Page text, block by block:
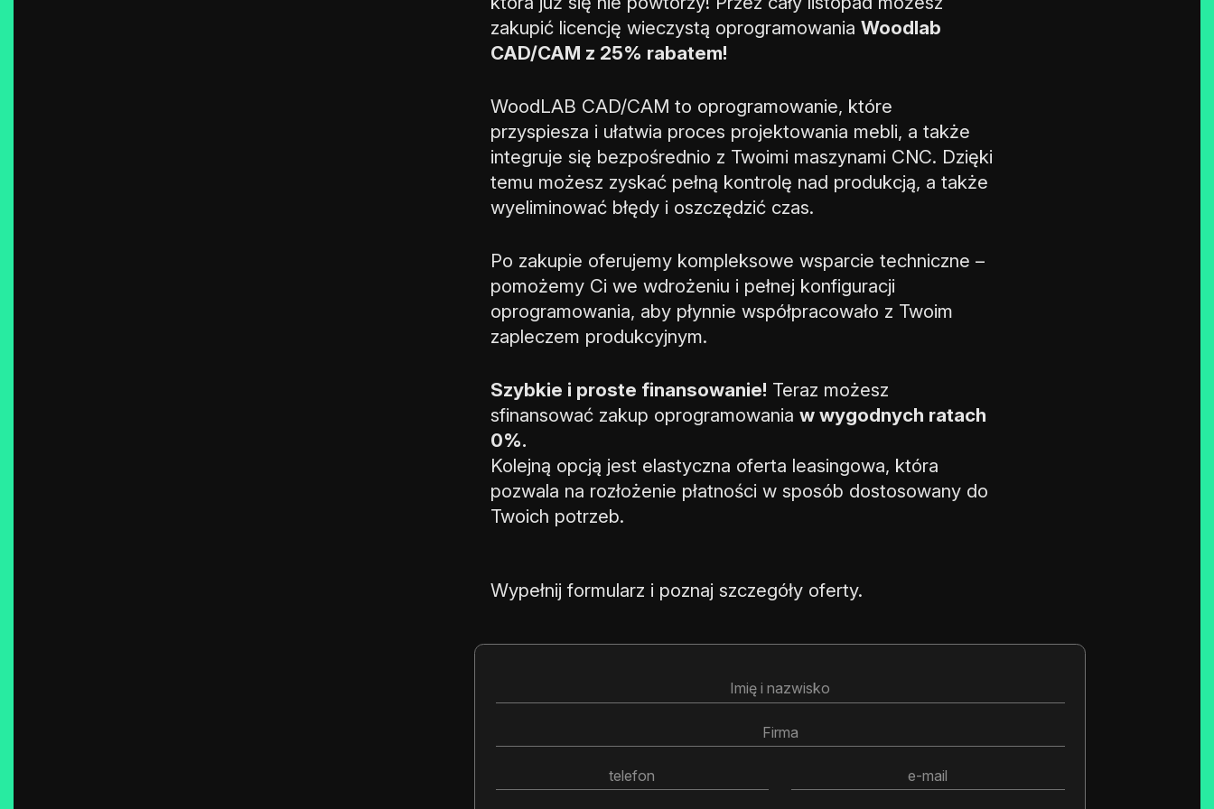
zakupić licencję wieczystą oprogramowaniaWoodlab
CAD/CAM z 25% rabatem!
WoodLAB CAD/CAM to oprogramowanie, które
przyspiesza i ułatwia proces projektowania mebli, a także
integruje się bezpośrednio z Twoimi maszynami CNC. Dzięki
temu możesz zyskać pełną kontrolę nad produkcją, a także
wyeliminować błędy i oszczędzić czas.
Po zakupie oferujemy kompleksowe wsparcie techniczne –
pomożemy Ci we wdrożeniu i pełnej konfiguracji
oprogramowania, aby płynnie współpracowało z Twoim
zapleczem produkcyjnym.
Szybkie i proste finansowanie! Teraz możesz
sfinansować zakup oprogramowaniaw wygodnych ratach
0%.
Kolejną opcją jest elastyczna oferta leasingowa, która
pozwala na rozłożenie płatności w sposób dostosowany do
Twoich potrzeb.
Wypełnij formularz i poznaj szczegóły oferty.